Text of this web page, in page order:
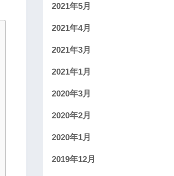
2021年5月
2021年4月
2021年3月
2021年1月
2020年3月
2020年2月
2020年1月
2019年12月